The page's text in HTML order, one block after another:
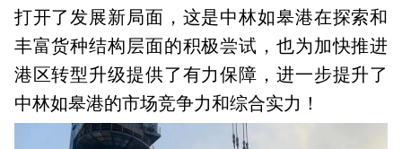
打开了发展新局面，这是中林如皋港在探索和
丰富货种结构层面的积极尝试，也为加快推进
港区转型升级提供了有力保障，进一步提升了
中林如皋港的市场竞争力和综合实力！